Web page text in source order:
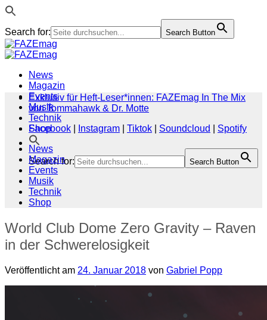
Search for: Search Button
Zum
Inhalt
News
Magazin
Events
Musik
Technik
Shop
Search for: Search Button
Exklusiv für Heft-Leser*innen: FAZEmag In The Mix
von Tommahawk & Dr. Motte
Facebook
Instagram Tiktok Soundcloud
Spotify
News
Magazin
Events
Musik
Technik
Shop
World Club Dome Zero Gravity – Raven
in der Schwerelosigkeit
Veröffentlicht am 24. Januar 2018 von Gabriel Popp